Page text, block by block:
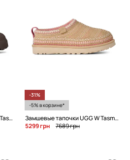
Замшевые кроссовки UGG M Tasman Weather Hybrid
-31%
-5% в корзине*
Замшевые тапочки UGG W Tasman Meadow
5299 грн
7689 грн